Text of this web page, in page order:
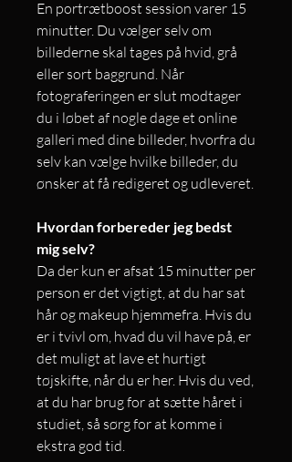
En portrætboost session varer 15
minutter. Du vælger selv om
billederne skal tages på hvid, grå
eller sort baggrund. Når
fotograferingen er slut modtager
du i løbet af nogle dage et online
galleri med dine billeder, hvorfra du
selv kan vælge hvilke billeder, du
ønsker at få redigeret og udleveret.
Hvordan forbereder jeg bedst
mig selv?
Da der kun er afsat 15 minutter per
person er det vigtigt, at du har sat
hår og makeup hjemmefra. Hvis du
er i tvivl om, hvad du vil have på, er
det muligt at lave et hurtigt
tøjskifte, når du er her. Hvis du ved,
at du har brug for at sætte håret i
studiet, så sørg for at komme i
ekstra god tid.